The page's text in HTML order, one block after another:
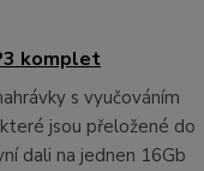
komplet
s vyučováním
jsou přeložené do
dali na jednen 16Gb